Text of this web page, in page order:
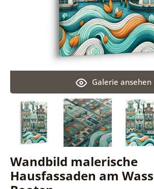
Wandbild malerische
Hausfassaden am
Galerie ansehen